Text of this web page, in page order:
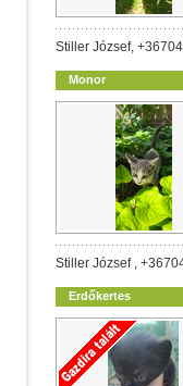
Stiller József,
Monor
Stiller József ,
Erdőkertes